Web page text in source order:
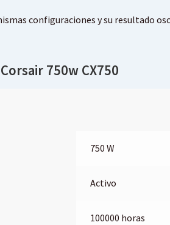
configuraciones y su resultado
750w CX750
750 W
Activo
100000 horas